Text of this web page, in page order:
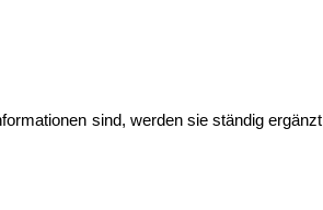
sind, werden sie ständig ergänzt